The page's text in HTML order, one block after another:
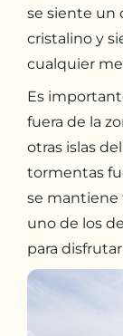
se siente un
cristalino y
cualquier
Es
fuera de la
otras islas
tormentas
se mantiene
uno de los
para